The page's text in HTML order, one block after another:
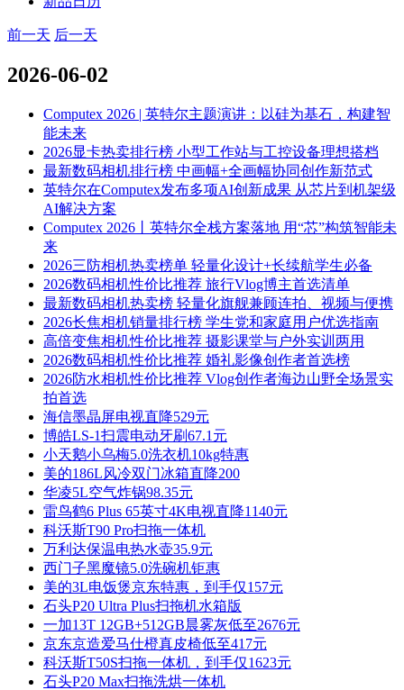
前一天 后一天
2026-06-02
Computex 2026 | 英特尔主题演讲：以硅为基石，构建智
能未来
2026显卡热卖排行榜 小型工作站与工控设备理想搭档
最新数码相机排行榜 中画幅+全画幅协同创作新范式
英特尔在Computex发布多项AI创新成果 从芯片到机架级
AI解决方案
Computex 2026丨英特尔全栈方案落地 用“芯”构筑智能未
来
2026三防相机热卖榜单 轻量化设计+长续航学生必备
2026数码相机性价比推荐 旅行Vlog博主首选清单
最新数码相机热卖榜 轻量化旗舰兼顾连拍、视频与便携
2026长焦相机销量排行榜 学生党和家庭用户优选指南
高倍变焦相机性价比推荐 摄影课堂与户外实训两用
2026数码相机性价比推荐 婚礼影像创作者首选榜
2026防水相机性价比推荐 Vlog创作者海边山野全场景实
拍首选
海信墨晶屏电视直降529元
博皓LS-1扫震电动牙刷67.1元
小天鹅小乌梅5.0洗衣机10kg特惠
美的186L风冷双门冰箱直降200
华凌5L空气炸锅98.35元
雷鸟鹤6 Plus 65英寸4K电视直降1140元
科沃斯T90 Pro扫拖一体机
万利达保温电热水壶35.9元
西门子黑魔镜5.0洗碗机钜惠
美的3L电饭煲京东特惠，到手仅157元
石头P20 Ultra Plus扫拖机水箱版
一加13T 12GB+512GB晨雾灰低至2676元
京东京造爱马仕橙真皮椅低至417元
科沃斯T50S扫拖一体机，到手仅1623元
石头P20 Max扫拖洗烘一体机